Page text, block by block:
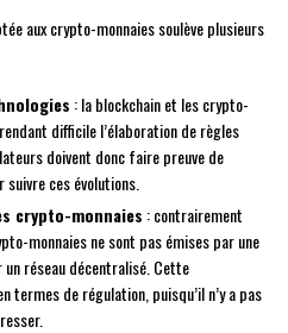
aux crypto-monnaies soulève plusieurs
: la blockchain et les crypto-
difficile l’élaboration de règles
doivent donc faire preuve de
ces évolutions.
crypto-monnaies : contrairement
monnaies ne sont pas émises par une
réseau décentralisé. Cette
termes de régulation, puisqu’il n’y a pas